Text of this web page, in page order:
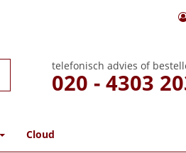
telefonisch advies of
020 - 4303
Cloud